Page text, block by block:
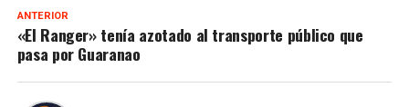
ANTERIOR
«El Ranger» tenía azotado al transporte público que
pasa por Guaranao